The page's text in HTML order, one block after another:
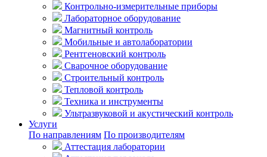
Контрольно-измерительные приборы
Лабораторное оборудование
Магнитный контроль
Мобильные и автолаборатории
Рентгеновский контроль
Сварочное оборудование
Строительный контроль
Тепловой контроль
Техника и инструменты
Ультразвуковой и акустический контроль
Услуги
По направлениям По производителям
Аттестация лаборатории